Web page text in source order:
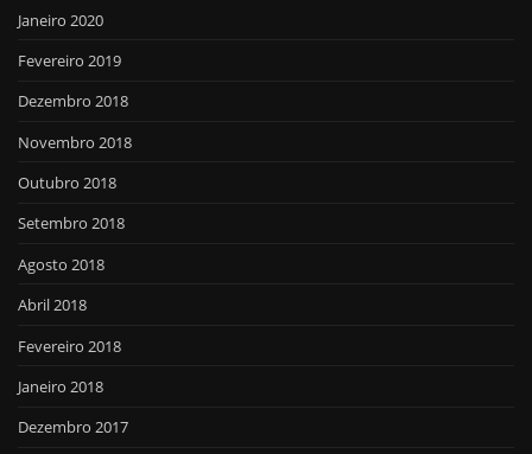
Janeiro 2020
Fevereiro 2019
Dezembro 2018
Novembro 2018
Outubro 2018
Setembro 2018
Agosto 2018
Abril 2018
Fevereiro 2018
Janeiro 2018
Dezembro 2017